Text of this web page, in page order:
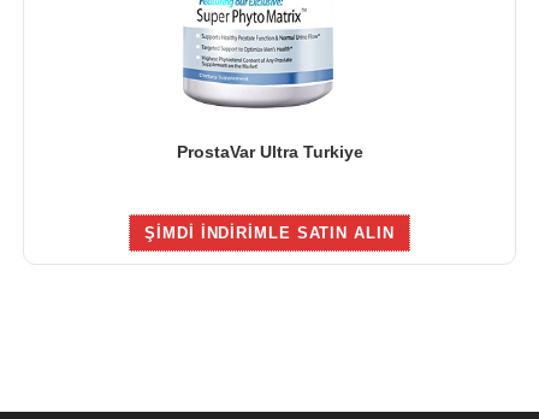
ProstaVar Ultra Turkiye
ŞIMDI INDIRIMLE SATIN ALIN